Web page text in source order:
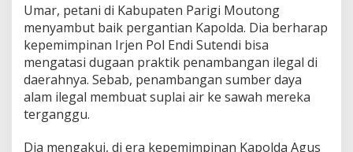
Umar, petani di Kabupaten Parigi Moutong
menyambut baik pergantian Kapolda. Dia berharap
kepemimpinan Irjen Pol Endi Sutendi bisa
mengatasi dugaan praktik penambangan ilegal di
daerahnya. Sebab, penambangan sumber daya
alam ilegal membuat suplai air ke sawah mereka
terganggu.
Dia mengakui, di era kepemimpinan Kapolda Agus